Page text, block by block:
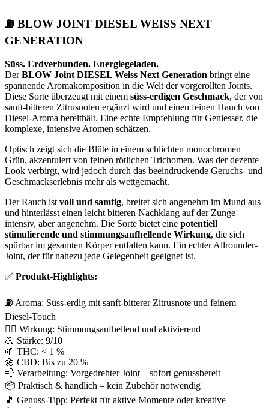
⛽ BLOW JOINT DIESEL WEISS NEXT
GENERATION
Süss. Erdverbunden. Energiegeladen.
DerBLOW Joint DIESEL Weiss Next Generation bringt eine
spannende Aromakomposition in die Welt der vorgerollten Joints.
Diese Sorte überzeugt mit einem süss-erdigen Geschmack, der von
sanft-bitteren Zitrusnoten ergänzt wird und einen feinen Hauch von
Diesel-Aroma bereithält. Eine echte Empfehlung für Geniesser, die
komplexe, intensive Aromen schätzen.
Optisch zeigt sich die Blüte in einem schlichten monochromen
Grün, akzentuiert von feinen rötlichen Trichomen. Was der dezente
Look verbirgt, wird jedoch durch das beeindruckende Geruchs- und
Geschmackserlebnis mehr als wettgemacht.
Der Rauch ist voll und samtig, breitet sich angenehm im Mund aus
und hinterlässt einen leicht bitteren Nachklang auf der Zunge –
intensiv, aber angenehm. Die Sorte bietet eine potentiell
stimulierende und stimmungsaufhellende Wirkung, die sich
spürbar im gesamten Körper entfalten kann. Ein echter Allrounder-
Joint, der für nahezu jede Gelegenheit geeignet ist.
✅ Produkt-Highlights:
⛽ Aroma: Süss-erdig mit sanft-bitterer Zitrusnote und feinem
Diesel-Touch
🧘‍♂️ Wirkung: Stimmungsaufhellend und aktivierend
💪 Stärke: 9/10
🌱 THC: < 1 %
🌼 CBD: Bis zu 20 %
💨 Verarbeitung: Vorgedrehter Joint – sofort genussbereit
📦 Praktisch & handlich – kein Zubehör notwendig
🎵 Genuss-Tipp: Perfekt für aktive Momente oder kreative